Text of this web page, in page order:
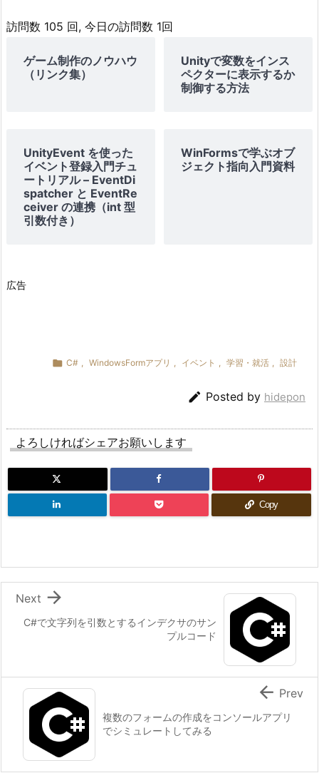
訪問数 105 回, 今日の訪問数 1回
ゲーム制作のノウハウ
（リンク集）
Unityで変数をインス
ペクターに表示するか
制御する方法
UnityEvent を使った
イベント登録入門チュ
ートリアル – EventDi
spatcher と EventRe
ceiver の連携（int 型
引数付き）
WinFormsで学ぶオブ
ジェクト指向入門資料
広告
 C# WindowsFormアプリ イベント 学習・就活 設計
 Posted by hidepon
よろしければシェアお願いします
Copy
C#で文字列を引数とするインデクサのサン
プルコード

Next
複数のフォームの作成をコンソールアプリ
でシミュレートしてみる
 Prev